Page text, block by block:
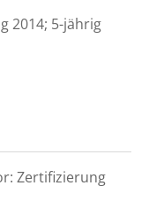
2014; 5-jährig
Zertifizierung